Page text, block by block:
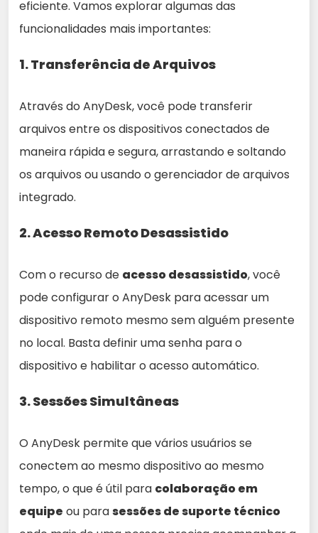
eficiente. Vamos explorar algumas das
funcionalidades mais importantes:
1.Transferência de Arquivos
Através do AnyDesk, você pode transferir
arquivos entre os dispositivos conectados de
maneira rápida e segura, arrastando e soltando
os arquivos ou usando o gerenciador de arquivos
integrado.
2.Acesso Remoto Desassistido
Com o recurso de acesso desassistido, você
pode configurar o AnyDesk para acessar um
dispositivo remoto mesmo sem alguém presente
no local. Basta definir uma senha para o
dispositivo e habilitar o acesso automático.
3.Sessões Simultâneas
O AnyDesk permite que vários usuários se
conectem ao mesmo dispositivo ao mesmo
tempo, o que é útil para colaboração em
equipe ou parasessões de suporte técnico